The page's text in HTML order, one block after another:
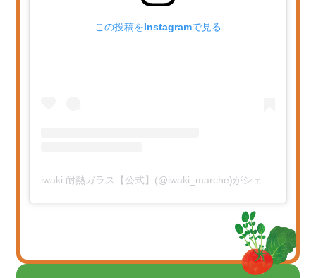
この投稿をInstagramで見る
iwaki 耐熱ガラス【公式】(@iwaki_marche)がシェアした投稿